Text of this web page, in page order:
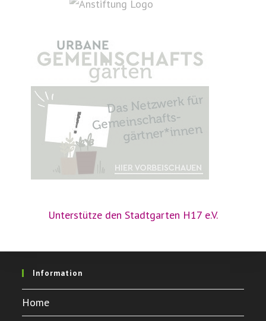
Unterstütze den Stadtgarten H17 e.V.
Information
Home